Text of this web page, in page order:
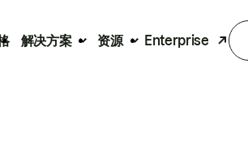
解决方案 资源 Enterprise